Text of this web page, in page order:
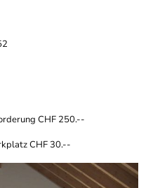
CHF 250.--
CHF 30.--